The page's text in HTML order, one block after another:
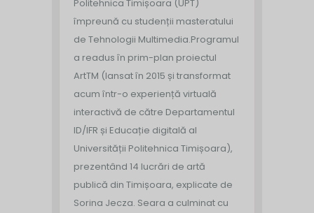
Politehnica Timișoara (UPT)
împreună cu studenții masteratului
de Tehnologii Multimedia.Programul
a readus în prim-plan proiectul
ArtTM (lansat în 2015 și transformat
acum într-o experiență virtuală
interactivă de către Departamentul
ID/IFR și Educație digitală al
Universității Politehnica Timișoara),
prezentând 14 lucrări de artă
publică din Timișoara, explicate de
Sorina Jecza. Seara a culminat cu